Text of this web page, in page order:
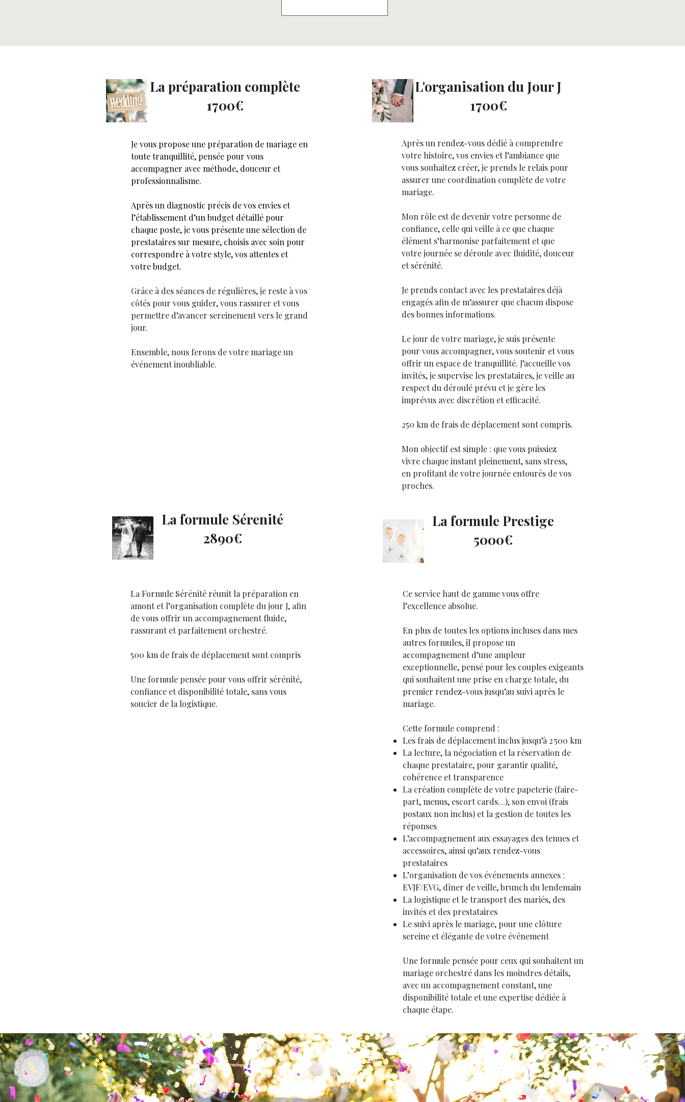
La préparation complète
1700€
Je vous propose une préparation de mariage en
toute tranquillité, pensée pour vous
accompagner avec méthode, douceur et
professionnalisme.
Après un diagnostic précis de vos envies et
l’établissement d’un budget détaillé pour
chaque poste, je vous présente une sélection de
prestataires sur mesure, choisis avec soin pour
correspondre à votre style, vos attentes et
votre budget.
Grâce à des séances de régulières, je reste à vos
côtés pour vous guider, vous rassurer et vous
permettre d’avancer sereinement vers le grand
jour.
Ensemble, nous ferons de votre mariage un
événement inoubliable.
La formule Sérenité
2890€
La Formule Sérénité réunit la préparation en
amont et l’organisation complète du jour J, afin
de vous offrir un accompagnement fluide,
rassurant et parfaitement orchestré.
500 km de frais de déplacement sont compris
Une formule pensée pour vous offrir sérénité,
confiance et disponibilité totale, sans vous
soucier de la logistique.
L'organisation du Jour J
1700€
Après un rendez-vous dédié à comprendre
votre histoire, vos envies et l’ambiance que
vous souhaitez créer, je prends le relais pour
assurer une coordination complète de votre
mariage.
Mon rôle est de devenir votre personne de
confiance, celle qui veille à ce que chaque
élément s’harmonise parfaitement et que
votre journée se déroule avec fluidité, douceur
et sérénité.
Je prends contact avec les prestataires déjà
engagés afin de m’assurer que chacun dispose
des bonnes informations.
Le jour de votre mariage, je suis présente
pour vous accompagner, vous soutenir et vous
offrir un espace de tranquillité. J’accueille vos
invités, je supervise les prestataires, je veille au
respect du déroulé prévu et je gère les
imprévus avec discrétion et efficacité.
250 km de frais de déplacement sont compris.
Mon objectif est simple : que vous puissiez
vivre chaque instant pleinement, sans stress,
en profitant de votre journée entourés de vos
proches.
La formule Prestige
5000€
Ce service haut de gamme vous offre
l’excellence absolue.
En plus de toutes les options incluses dans mes
autres formules, il propose un
accompagnement d’une ampleur
exceptionnelle, pensé pour les couples exigeants
qui souhaitent une prise en charge totale, du
premier rendez-vous jusqu’au suivi après le
mariage.
Cette formule comprend :
Les frais de déplacement inclus jusqu’à 2 500 km
La lecture, la négociation et la réservation de
chaque prestataire, pour garantir qualité,
cohérence et transparence
La création complète de votre papeterie (faire-
part, menus, escort cards…), son envoi (frais
postaux non inclus) et la gestion de toutes les
réponses
L’accompagnement aux essayages des tenues et
accessoires, ainsi qu’aux rendez-vous
prestataires
L’organisation de vos événements annexes :
EVJF/EVG, dîner de veille, brunch du lendemain
La logistique et le transport des mariés, des
invités et des prestataires
Le suivi après le mariage, pour une clôture
sereine et élégante de votre événement
Une formule pensée pour ceux qui souhaitent un
mariage orchestré dans les moindres détails,
avec un accompagnement constant, une
disponibilité totale et une expertise dédiée à
chaque étape.